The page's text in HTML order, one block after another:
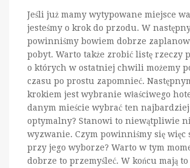
Jeśli już mamy wytypowane miejsce
jesteśmy o krok do przodu. W
powinniśmy bowiem dobrze
pobyt. Warto także zrobić listę rzeczy
o których w ostatniej chwili możemy
czasu po prostu zapomnieć.
krokiem jest wybranie właściwego
danym mieście wybrać ten
optymalny? Stanowi to niewątpliwie
wyzwanie. Czym powinniśmy się więc
przy jego wyborze? Warto w tym
dobrze to przemyśleć. W końcu mają to